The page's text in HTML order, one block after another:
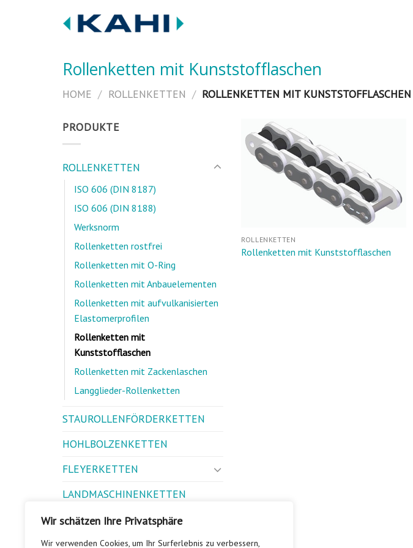
Wir schätzen Ihre Privatsphäre
Wir verwenden Cookies, um Ihr Surferlebnis zu verbessern,
Rollenketten mit Kunststofflaschen
HOME / ROLLENKETTEN / ROLLENKETTEN MIT KUNSTSTOFFLASCHEN
PRODUKTE
ROLLENKETTEN
ISO 606 (DIN 8187)
ISO 606 (DIN 8188)
Werksnorm
Rollenketten rostfrei
Rollenketten mit O-Ring
Rollenketten mit Anbauelementen
Rollenketten mit aufvulkanisierten
Elastomerprofilen
Rollenketten mit
Kunststofflaschen
Rollenketten mit Zackenlaschen
Langglieder-Rollenketten
STAUROLLENFÖRDERKETTEN
HOHLBOLZENKETTEN
FLEYERKETTEN
LANDMASCHINENKETTEN
BUCHSENKETTEN
GALLKETTEN
ROLLENKETTEN
Rollenketten mit Kunststofflaschen